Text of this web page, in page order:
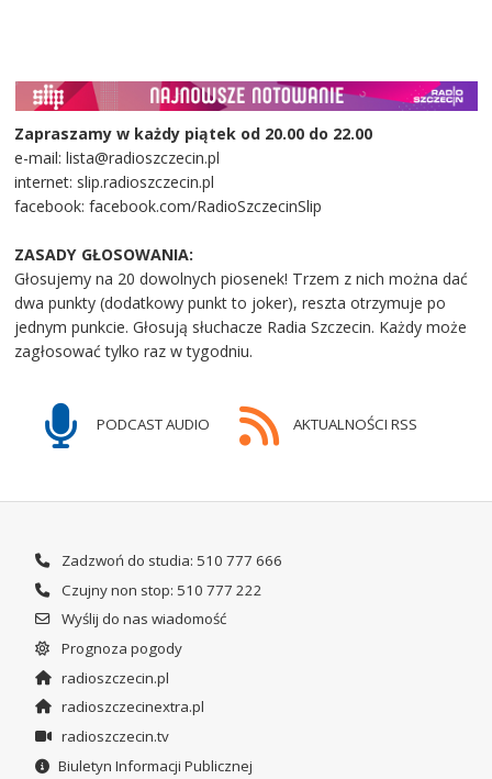
Zapraszamy w każdy piątek od 20.00 do 22.00
e-mail: lista@radioszczecin.pl
internet: slip.radioszczecin.pl
facebook: facebook.com/RadioSzczecinSlip
ZASADY GŁOSOWANIA:
Głosujemy na 20 dowolnych piosenek! Trzem z nich można dać
dwa punkty (dodatkowy punkt to joker), reszta otrzymuje po
jednym punkcie. Głosują słuchacze Radia Szczecin. Każdy może
zagłosować tylko raz w tygodniu.
PODCAST AUDIO AKTUALNOŚCI RSS
Zadzwoń do studia: 510 777 666
Czujny non stop: 510 777 222
Wyślij do nas wiadomość
Prognoza pogody
radioszczecin.pl
radioszczecinextra.pl
radioszczecin.tv
Biuletyn Informacji Publicznej